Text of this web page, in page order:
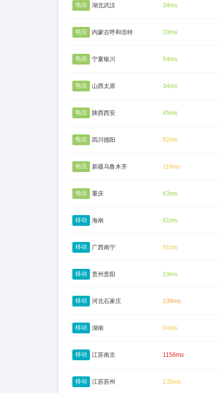
电信 湖北武汉 34ms
电信 内蒙古呼和浩特 39ms
电信 宁夏银川 54ms
电信 山西太原 34ms
电信 陕西西安 45ms
电信 四川德阳 82ms
电信 新疆乌鲁木齐 116ms
电信 重庆 63ms
移动 海南 61ms
移动 广西南宁 91ms
移动 贵州贵阳 19ms
移动 河北石家庄 236ms
移动 湖南 94ms
移动 江苏南京 1156ms
移动 江苏苏州 135ms